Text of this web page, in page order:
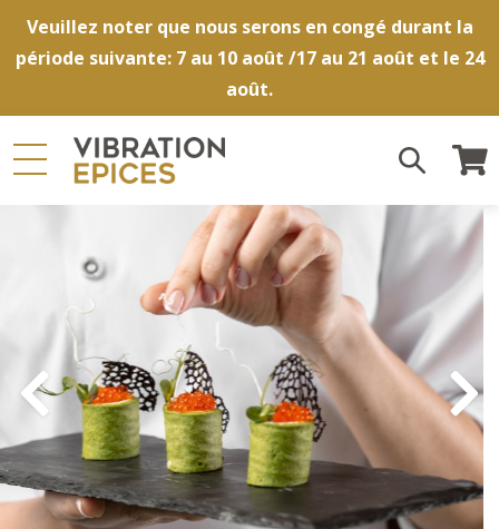
Veuillez noter que nous serons en congé durant la
période suivante: 7 au 10 août /17 au 21 août et le 24
août.